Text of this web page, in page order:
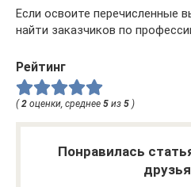
Если освоите перечисленные
найти заказчиков по
Рейтинг
( 2 оценки, среднее 5 из 5 )
Понравилась